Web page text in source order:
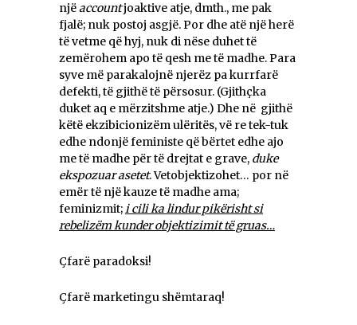
njëaccountjoaktive atje, dmth., me pak
fjalë; nuk postoj asgjë. Por dhe atë një herë
të vetme që hyj, nuk di nëse duhet të
zemërohem apo të qesh me të madhe. Para
syve më parakalojnë njerëz pa kurrfarë
defekti, të gjithë të përsosur. (Gjithçka
duket aq e mërzitshme atje.) Dhe në gjithë
këtë ekzibicionizëm ulëritës, vë re tek-tuk
edhe ndonjë feministe që bërtet edhe ajo
me të madhe për të drejtat e grave, duke
ekspozuar asetet. Vetobjektizohet… por në
emër të një kauze të madhe ama;
feminizmit;i cili ka lindur pikërisht si
rebelizëm kunder objektizimit të gruas…
Çfarë paradoksi!
Çfarë marketingu shëmtaraq!